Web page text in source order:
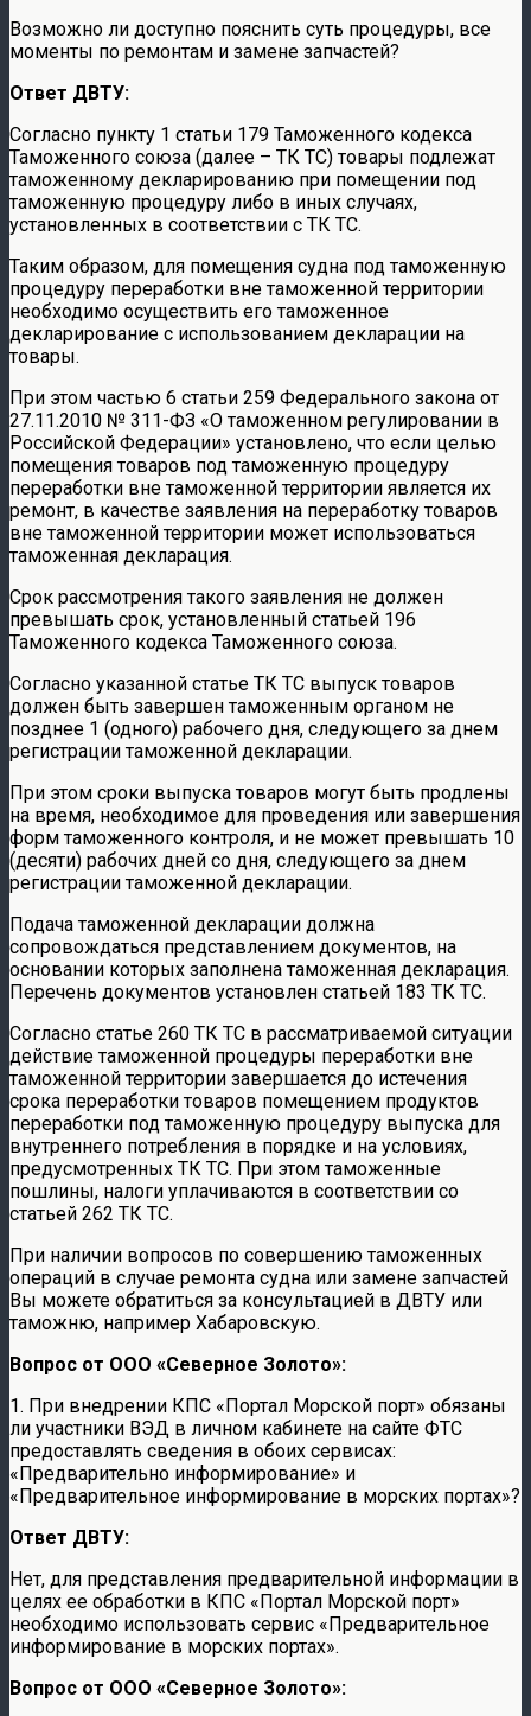
Возможно ли доступно пояснить суть процедуры, все
моменты по ремонтам и замене запчастей?
Ответ ДВТУ:
Согласно пункту 1 статьи 179 Таможенного кодекса
Таможенного союза (далее – ТК ТС) товары подлежат
таможенному декларированию при помещении под
таможенную процедуру либо в иных случаях,
установленных в соответствии с ТК ТС.
Таким образом, для помещения судна под таможенную
процедуру переработки вне таможенной территории
необходимо осуществить его таможенное
декларирование с использованием декларации на
товары.
При этом частью 6 статьи 259 Федерального закона от
27.11.2010 № 311-ФЗ «О таможенном регулировании в
Российской Федерации» установлено, что если целью
помещения товаров под таможенную процедуру
переработки вне таможенной территории является их
ремонт, в качестве заявления на переработку товаров
вне таможенной территории может использоваться
таможенная декларация.
Срок рассмотрения такого заявления не должен
превышать срок, установленный статьей 196
Таможенного кодекса Таможенного союза.
Согласно указанной статье ТК ТС выпуск товаров
должен быть завершен таможенным органом не
позднее 1 (одного) рабочего дня, следующего за днем
регистрации таможенной декларации.
При этом сроки выпуска товаров могут быть продлены
на время, необходимое для проведения или завершения
форм таможенного контроля, и не может превышать 10
(десяти) рабочих дней со дня, следующего за днем
регистрации таможенной декларации.
Подача таможенной декларации должна
сопровождаться представлением документов, на
основании которых заполнена таможенная декларация.
Перечень документов установлен статьей 183 ТК ТС.
Согласно статье 260 ТК ТС в рассматриваемой ситуации
действие таможенной процедуры переработки вне
таможенной территории завершается до истечения
срока переработки товаров помещением продуктов
переработки под таможенную процедуру выпуска для
внутреннего потребления в порядке и на условиях,
предусмотренных ТК ТС. При этом таможенные
пошлины, налоги уплачиваются в соответствии со
статьей 262 ТК ТС.
При наличии вопросов по совершению таможенных
операций в случае ремонта судна или замене запчастей
Вы можете обратиться за консультацией в ДВТУ или
таможню, например Хабаровскую.
Вопрос от ООО «Северное Золото»:
1. При внедрении КПС «Портал Морской порт» обязаны
ли участники ВЭД в личном кабинете на сайте ФТС
предоставлять сведения в обоих сервисах:
«Предварительно информирование» и
«Предварительное информирование в морских портах»?
Ответ ДВТУ:
Нет, для представления предварительной информации в
целях ее обработки в КПС «Портал Морской порт»
необходимо использовать сервис «Предварительное
информирование в морских портах».
Вопрос от ООО «Северное Золото»: